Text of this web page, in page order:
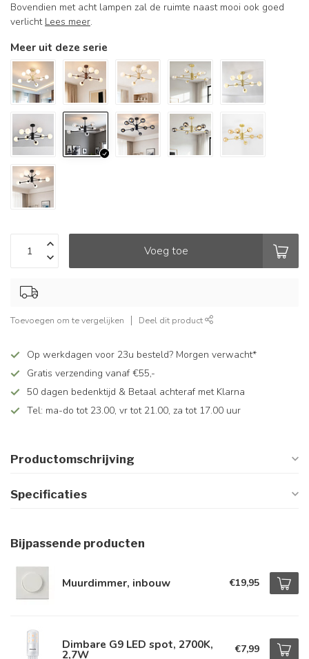
Bovendien met acht lampen zal de ruimte naast mooi ook goed
verlicht Lees meer.
Meer uit deze serie
Voeg toe
Toevoegen om te vergelijken Deel dit product
Op werkdagen voor 23u besteld? Morgen verwacht*
Gratis verzending vanaf €55,-
50 dagen bedenktijd & Betaal achteraf met Klarna
Tel: ma-do tot 23.00, vr tot 21.00, za tot 17.00 uur
Productomschrijving
Specificaties
Bijpassende producten
Muurdimmer, inbouw €19,95
Dimbare G9 LED spot, 2700K,
2,7W €7,99